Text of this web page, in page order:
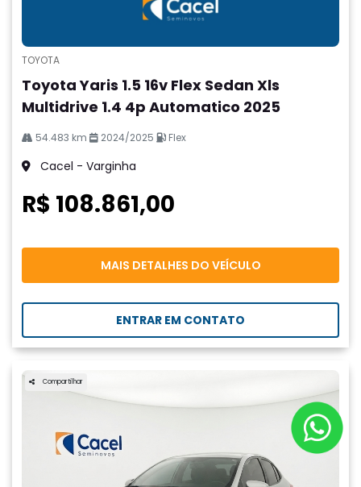
TOYOTA
Toyota Yaris 1.5 16v Flex Sedan Xls
Multidrive 1.4 4p Automatico 2025
54.483 km 2024/2025 Flex
Cacel - Varginha
R$ 108.861,00
MAIS DETALHES DO VEÍCULO
ENTRAR EM CONTATO
Compartilhar